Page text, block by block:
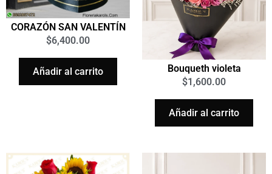
CORAZÓN SAN VALENTÍN
$6,400.00
Añadir al carrito
Bouqueth violeta
$1,600.00
Añadir al carrito